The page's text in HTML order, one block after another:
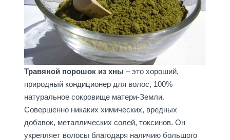
Травяной порошок из хны – это хороший,
природный кондиционер для волос, 100%
натуральное сокровище матери-Земли.
Совершенно никаких химических, вредных
добавок, металлических солей, токсинов. Он
укрепляет волосы благодаря наличию большого